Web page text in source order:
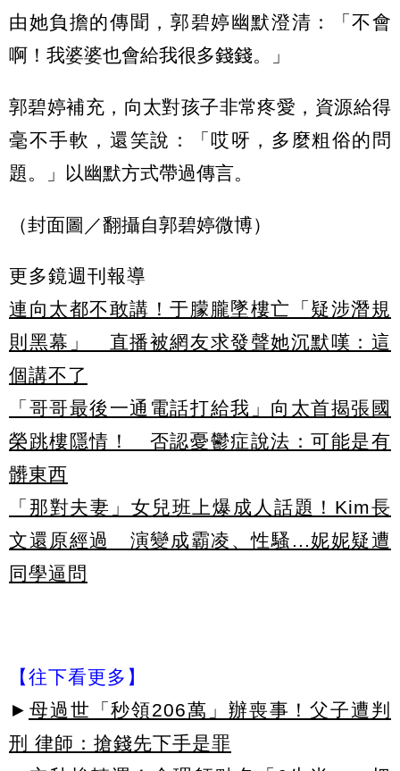
由她負擔的傳聞，郭碧婷幽默澄清：「不會
啊！我婆婆也會給我很多錢錢。」
郭碧婷補充，向太對孩子非常疼愛，資源給得
毫不手軟，還笑說：「哎呀，多麼粗俗的問
題。」以幽默方式帶過傳言。
（封面圖／翻攝自郭碧婷微博）
更多鏡週刊報導
連向太都不敢講！于朦朧墜樓亡「疑涉潛規
則黑幕」 直播被網友求發聲她沉默嘆：這
個講不了
「哥哥最後一通電話打給我」向太首揭張國
榮跳樓隱情！ 否認憂鬱症說法：可能是有
髒東西
「那對夫妻」女兒班上爆成人話題！Kim長
文還原經過 演變成霸凌、性騷...妮妮疑遭
同學逼問
【往下看更多】
► 母過世「秒領206萬」辦喪事！父子遭判
刑 律師：搶錢先下手是罪